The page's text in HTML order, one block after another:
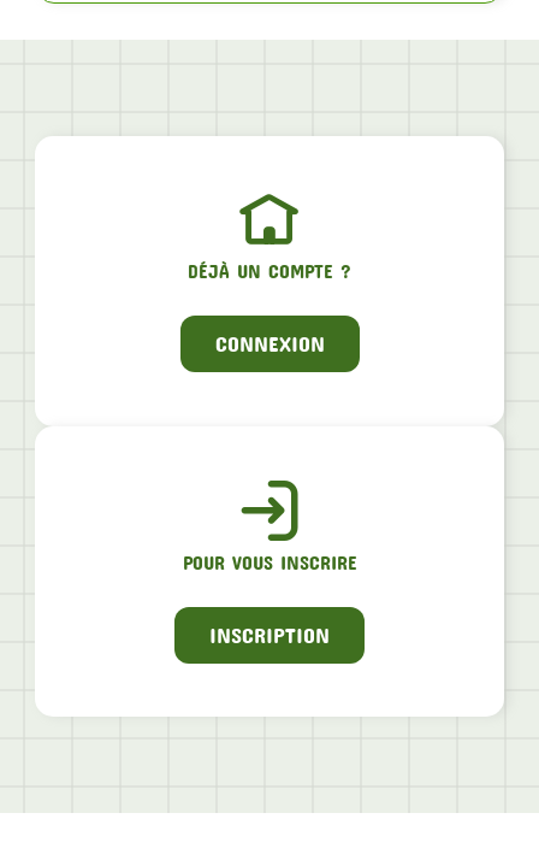
DÉJÀ UN COMPTE ?
CONNEXION
POUR VOUS INSCRIRE
INSCRIPTION